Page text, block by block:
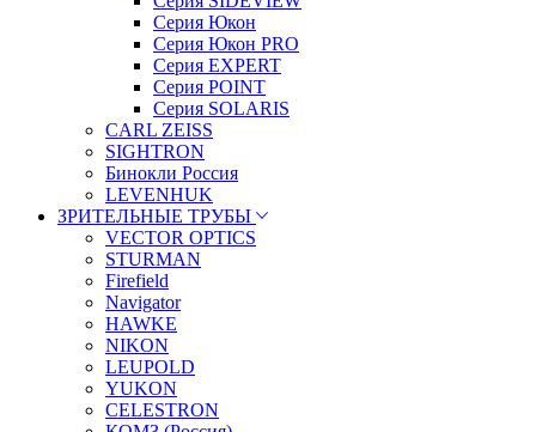
Серия Юкон
Серия Юкон PRO
Серия EXPERT
Серия POINT
Серия SOLARIS
CARL ZEISS
SIGHTRON
Бинокли Россия
LEVENHUK
ЗРИТЕЛЬНЫЕ ТРУБЫ
VECTOR OPTICS
STURMAN
Firefield
Navigator
HAWKE
NIKON
LEUPOLD
YUKON
CELESTRON